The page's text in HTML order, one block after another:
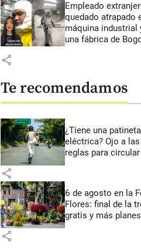
Empleado
quedado atrapado
máquina industrial
una fábrica de
share
Te recomendamos
¿Tiene una
eléctrica? Ojo a las
reglas para
share
6 de agosto en la
Flores: final de la
gratis y más
share